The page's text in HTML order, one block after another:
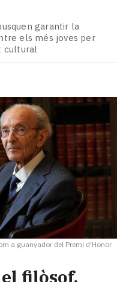
garantir la
els més joves per
cultural
a guanyador del Premi d'Honor
filòsof,